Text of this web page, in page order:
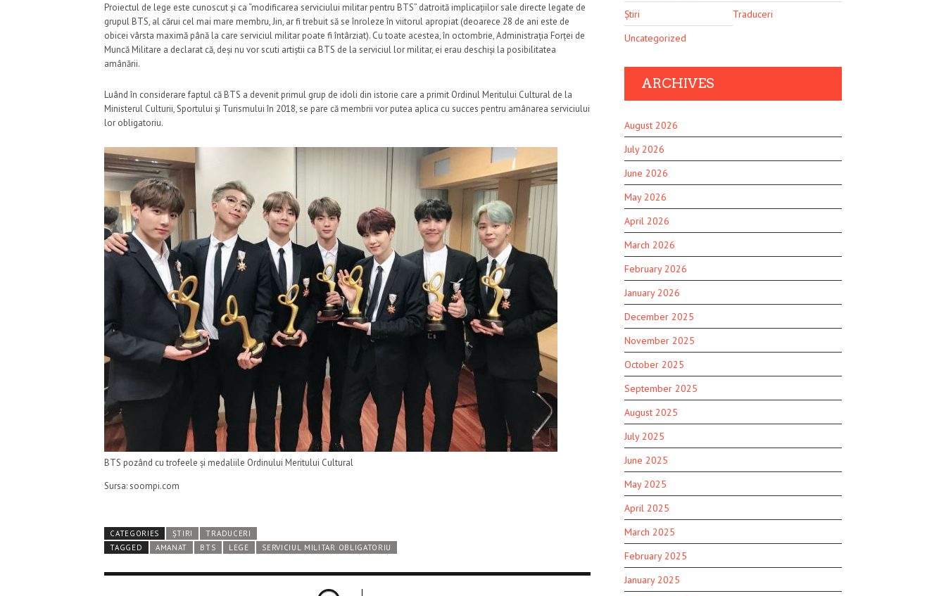
Proiectul de lege este cunoscut și ca “modificarea serviciului militar pentru BTS” datroită implicațiilor sale directe legate de
grupul BTS, al cărui cel mai mare membru, Jin, ar fi trebuit să se înroleze în viitorul apropiat (deoarece 28 de ani este de
obicei vârsta maximă până la care serviciul militar poate fi întârziat). Cu toate acestea, în octombrie, Administrația Forței de
Muncă Militare a declarat că, deși nu vor scuti artiștii ca BTS de la serviciul lor militar, ei erau deschiși la posibilitatea
amânării.
Luând în considerare faptul că BTS a devenit primul grup de idoli din istorie care a primit Ordinul Meritului Cultural de la
Ministerul Culturii, Sportului și Turismului în 2018, se pare că membrii vor putea aplica cu succes pentru amânarea serviciului
lor obligatoriu.
BTS pozând cu trofeele și medaliile Ordinului Meritului Cultural
Sursa: soompi.com
CATEGORIES ȘTIRI
TRADUCERI
TAGGED
AMANAT BTS LEGE SERVICIUL MILITAR OBLIGATORIU
Știri
Traduceri
Uncategorized
ARCHIVES
August 2026
July 2026
June 2026
May 2026
April 2026
March 2026
February 2026
January 2026
December 2025
November 2025
October 2025
September 2025
August 2025
July 2025
June 2025
May 2025
April 2025
March 2025
February 2025
January 2025